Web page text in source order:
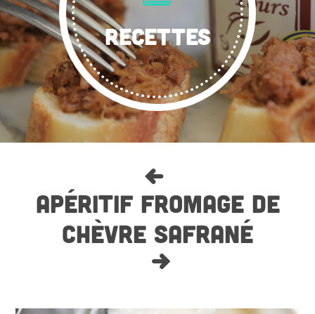
RECETTES
APÉRITIF FROMAGE DE
CHÈVRE SAFRANÉ